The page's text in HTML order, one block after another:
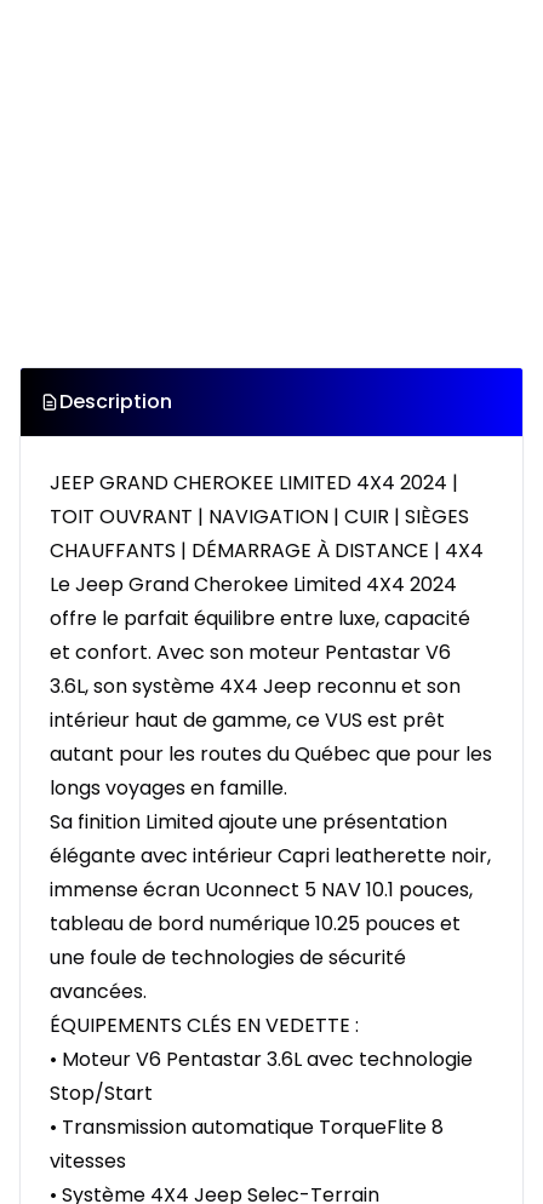
Description
JEEP GRAND CHEROKEE LIMITED 4X4 2024 |
TOIT OUVRANT | NAVIGATION | CUIR | SIÈGES
CHAUFFANTS | DÉMARRAGE À DISTANCE | 4X4
Le Jeep Grand Cherokee Limited 4X4 2024
offre le parfait équilibre entre luxe, capacité
et confort. Avec son moteur Pentastar V6
3.6L, son système 4X4 Jeep reconnu et son
intérieur haut de gamme, ce VUS est prêt
autant pour les routes du Québec que pour les
longs voyages en famille.
Sa finition Limited ajoute une présentation
élégante avec intérieur Capri leatherette noir,
immense écran Uconnect 5 NAV 10.1 pouces,
tableau de bord numérique 10.25 pouces et
une foule de technologies de sécurité
avancées.
ÉQUIPEMENTS CLÉS EN VEDETTE :
• Moteur V6 Pentastar 3.6L avec technologie
Stop/Start
• Transmission automatique TorqueFlite 8
vitesses
• Système 4X4 Jeep Selec-Terrain